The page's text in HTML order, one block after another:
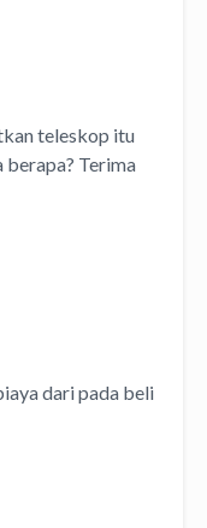
teleskop itu
berapa? Terima
dari pada beli